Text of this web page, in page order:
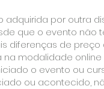
por outra
que o evento não
diferenças de preço
modalidade
o evento ou
ou acontecido,